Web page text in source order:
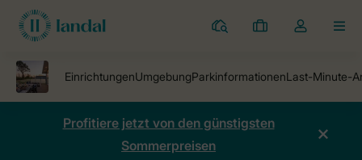
Ferienparks
Meine
Dropdown-
öffnen
Profitiere jetzt von den günstigsten
Sommerpreisen